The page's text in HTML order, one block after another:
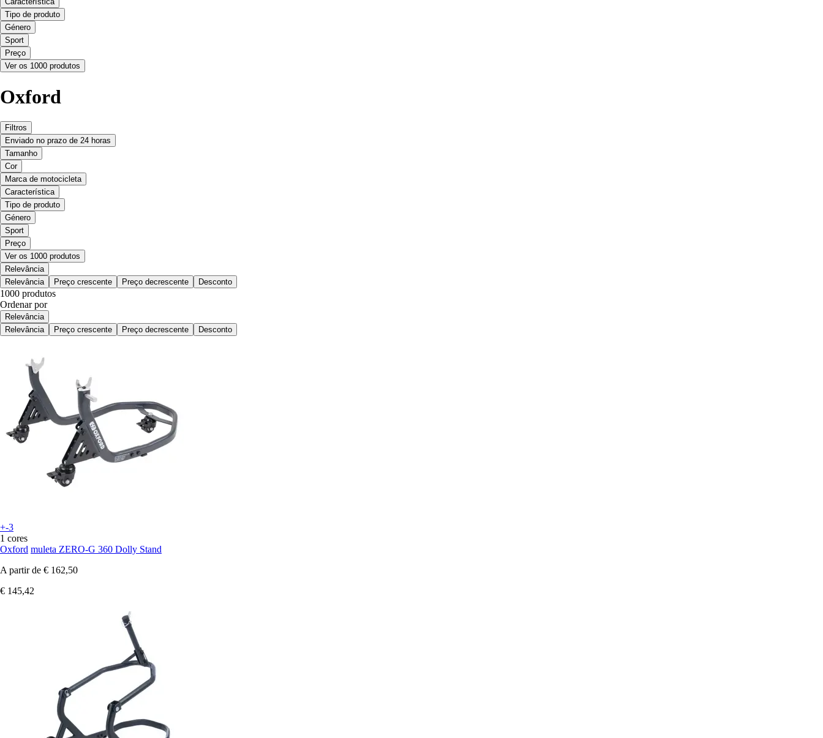
Tipo de produto
Género
Sport
Preço
Ver os 1000 produtos
Oxford
Filtros
Enviado no prazo de 24 horas
Tamanho
Cor
Marca de motocicleta
Característica
Tipo de produto
Género
Sport
Preço
Ver os 1000 produtos
Relevância
Relevância
Preço crescente Preço decrescente Desconto
1000 produtos
Ordenar por
Relevância
Relevância
Preço crescente Preço decrescente Desconto
+-3
1 cores
Oxford muleta ZERO-G 360 Dolly Stand
A partir de € 162,50
€ 145,42